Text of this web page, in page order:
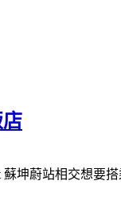
坤蔚站相交想要